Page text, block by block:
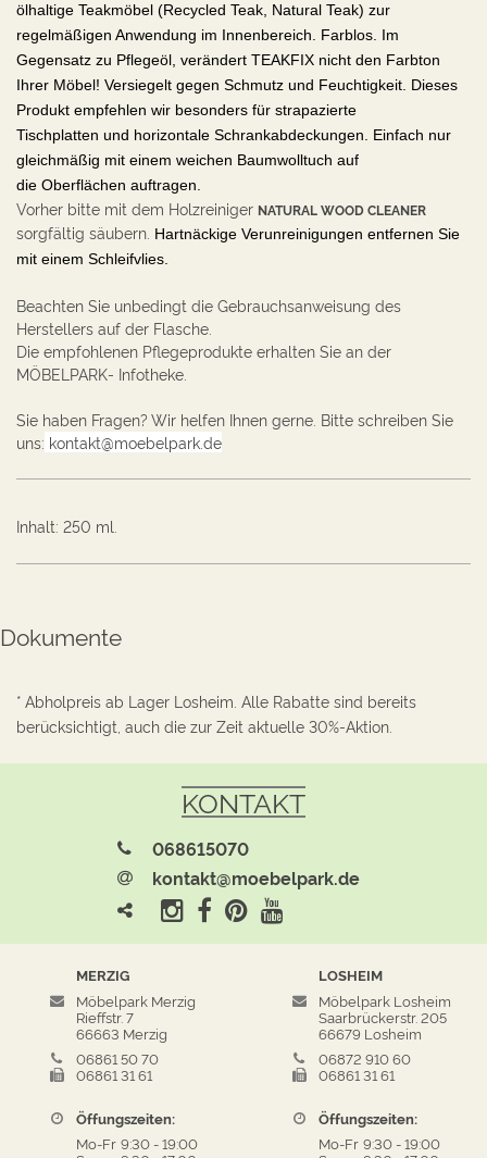
ölhaltige Teakmöbel (Recycled Teak, Natural Teak) zur
regelmäßigen Anwendung im Innenbereich. Farblos. Im
Gegensatz zu Pflegeöl, verändert TEAKFIX nicht den Farbton
Ihrer Möbel! Versiegelt gegen Schmutz und Feuchtigkeit. Dieses
Produkt empfehlen wir besonders für strapazierte
Tischplatten und horizontale Schrankabdeckungen. Einfach nur
gleichmäßig mit einem weichen Baumwolltuch auf
die Oberflächen auftragen.
Vorher bitte mit dem Holzreiniger NATURAL WOOD CLEANER
sorgfältig säubern. Hartnäckige Verunreinigungen entfernen Sie
mit einem Schleifvlies.
Beachten Sie unbedingt die Gebrauchsanweisung des
Herstellers auf der Flasche.
Die empfohlenen Pflegeprodukte erhalten Sie an der
MÖBELPARK- Infotheke.
Sie haben Fragen? Wir helfen Ihnen gerne. Bitte schreiben Sie
uns: kontakt@moebelpark.de
Inhalt: 250 ml.
Dokumente
* Abholpreis ab Lager Losheim. Alle Rabatte sind bereits
berücksichtigt, auch die zur Zeit aktuelle 30%-Aktion.
KONTAKT
068615070
kontakt@moebelpark.de
MERZIG
Möbelpark Merzig
Rieffstr. 7
66663 Merzig
06861 50 70
06861 31 61
Öffungszeiten:
Mo-Fr 9:30-19:00
LOSHEIM
Möbelpark Losheim
Saarbrückerstr. 205
66679 Losheim
06872 910 60
06861 31 61
Öffungszeiten:
Mo-Fr 9:30-19:00